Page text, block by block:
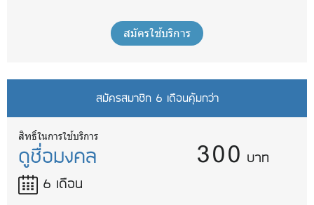
สมัครใช้บริการ
สมัครสมาชิก 6 เดือนคุ้มกว่า
สิทธิ์ในการใช้บริการ
ดูชื่อมงคล
6 เดือน
300 บาท